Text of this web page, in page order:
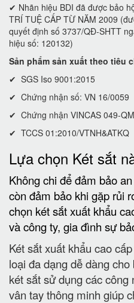
✔ Nhãn hiệu BDI đã được bảo
TRÍ TUỆ CẤP TỪ NĂM 2009
quyết định số 3737/QĐ-SHTT
hiệu số: 120132)
Sản phẩm sản xuất theo tiêu
✔ SGS Iso 9001:2015
✔ Chứng nhận số: VN 16/0059
✔ Chứng nhận VINCAS 049-
✔ TCCS 01:2010/VTNH&ATKQ
Lựa chọn Két sắt
Không chi để đảm bảo
còn đảm bảo khi gặp rủi
chọn két sắt xuất khẩu
và công ty, gia đình sự
Két sắt xuất khẩu cao
loại đa dạng dễ dàng
két sắt sử dụng các
vân tay thông minh giúp